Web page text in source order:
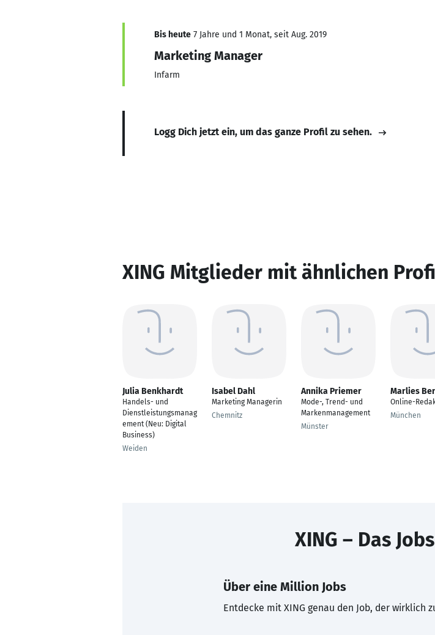
Bis heute 7 Jahre und 1 Monat, seit Aug. 2019
Marketing Manager
Infarm
Logg Dich jetzt ein, um das ganze Profil zu sehen.
XING Mitglieder mit ähnlichen
Julia Benkhardt
Handels- und
Dienstleistungsmanag
ement (Neu: Digital
Business)
Weiden
Isabel Dahl
Marketing Managerin
Chemnitz
Annika Priemer
Mode-, Trend- und
Markenmanagement
Münster
Marlies
Online-
München
XING – Das
Über eine Million Jobs
Entdecke mit XING genau den Job, der wirklich